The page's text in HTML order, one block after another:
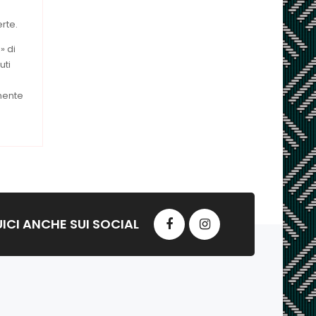
di
ANCHE SUI SOCIAL